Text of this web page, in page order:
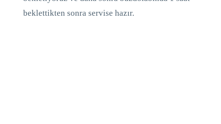
beklettikten sonra servise hazır.